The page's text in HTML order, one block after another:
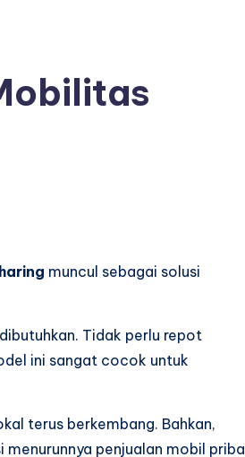
muncul sebagai solusi
Tidak perlu repot
ini sangat cocok untuk
terus berkembang. Bahkan,
penjualan mobil